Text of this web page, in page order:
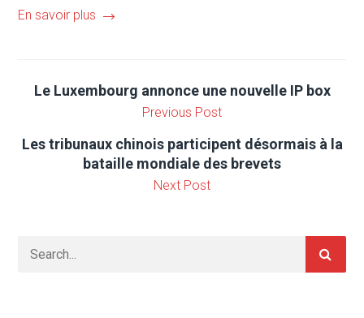
En savoir plus
Le Luxembourg annonce une nouvelle IP box
Previous Post
Les tribunaux chinois participent désormais à la
bataille mondiale des brevets
Next Post